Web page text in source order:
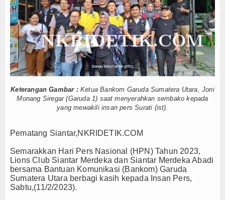
Agenda
Index Berita
Video
Gallery
Download
Klip Diamankan
Cabuli Anak di Kualuh Selatan
Tebing Tinggi Lakukan Penandatanganan Perja
Laporan Polisi Bukan Bukti Bersalah
Menjadi Rumah Bersama
APBD 2025, Pemkab Siap Meningkatkan Kinerja Pemb
Lintas Sektor Penurunan AKI-AKB sekaligus Launch
Yantek Melalui Upskilling Berbasis Keselamatan
Pembukaan Pemusatan Latihan Calon Paskibraka
Djasamen Saragih
Cabuli Anak di Kualuh Selatan
Tebing Tinggi Lakukan Penandatanganan Perja
Laporan Polisi Bukan Bukti Bersalah
Menjadi Rumah Bersama
APBD 2025, Pemkab Siap Meningkatkan Kinerja Pemb
Keterangan Gambar :Ketua Bankom Garuda Sumatera Utara, Joni
Monang Siregar (Garuda 1) saat menyerahkan sembako kepada
yang mewakili insan pers Surati (ist).
Pematang Siantar,NKRIDETIK.COM
Semarakkan Hari Pers Nasional (HPN) Tahun 2023,
Lions Club Siantar Merdeka dan Siantar Merdeka Abadi
bersama Bantuan Komunikasi (Bankom) Garuda
Sumatera Utara berbagi kasih kepada Insan Pers,
Sabtu,(11/2/2023).